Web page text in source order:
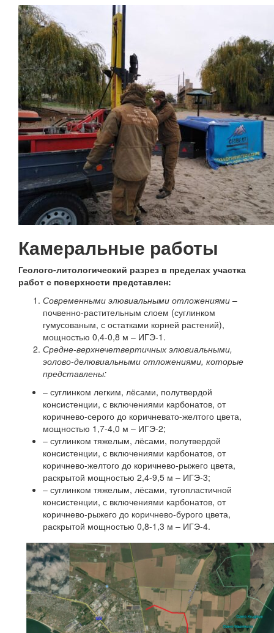
Камеральные работы
Геолого-литологический разрез в пределах участка
работ с поверхности представлен:
Современными элювиальными отложениями –
почвенно-растительным слоем (суглинком
гумусованым, с остатками корней растений),
мощностью 0,4-0,8 м – ИГЭ-1.
Средне-верхнечетвертичных элювиальными,
эолово-делювиальными отложениями, которые
представлены:
– суглинком легким, лёсами, полутвердой
консистенции, с включениями карбонатов, от
коричнево-серого до коричневато-желтого цвета,
мощностью 1,7-4,0 м – ИГЭ-2;
– суглинком тяжелым, лёсами, полутвердой
консистенции, с включениями карбонатов, от
коричнево-желтого до коричнево-рыжего цвета,
раскрытой мощностью 2,4-9,5 м – ИГЭ-3;
– суглинком тяжелым, лёсами, тугопластичной
консистенции, с включениями карбонатов, от
коричнево-рыжего до коричнево-бурого цвета,
раскрытой мощностью 0,8-1,3 м – ИГЭ-4.